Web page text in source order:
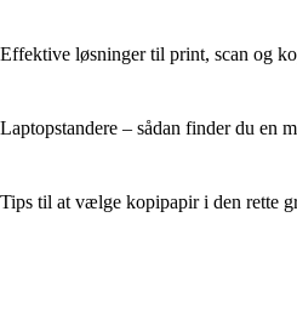
Effektive løsninger til print, scan og
Laptopstandere – sådan finder du en
Tips til at vælge kopipapir i den rette